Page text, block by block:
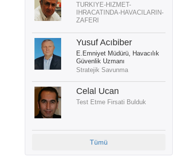
TURKIYE-HIZMET-
IHRACATINDA-HAVACILARIN-
ZAFERI
Yusuf Acıbiber
E.Emniyet Müdürü, Havacılık
Güvenlik Uzmanı
Stratejik Savunma
Celal Ucan
Test Etme Firsati Bulduk
Tümü